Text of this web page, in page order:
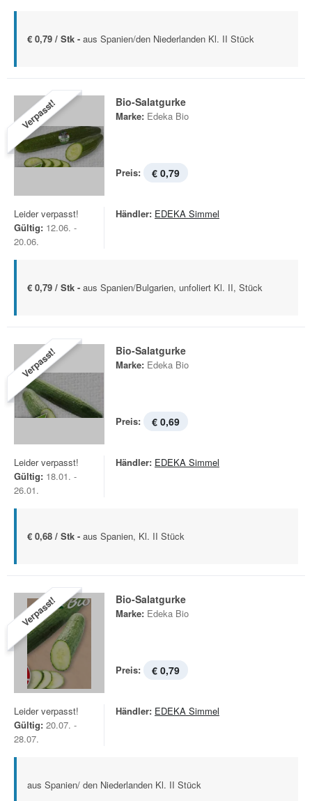
€ 0,79 / Stk - aus Spanien/den Niederlanden Kl. II Stück
Verpasst! Bio-Salatgurke
Marke: Edeka Bio
Preis: € 0,79
Leider verpasst!
Gültig: 12.06. -
20.06.
Händler: EDEKA Simmel
€ 0,79 / Stk - aus Spanien/Bulgarien, unfoliert Kl. II, Stück
Verpasst! Bio-Salatgurke
Marke: Edeka Bio
Preis: € 0,69
Leider verpasst!
Gültig: 18.01. -
26.01.
Händler: EDEKA Simmel
€ 0,68 / Stk - aus Spanien, Kl. II Stück
Verpasst! Bio-Salatgurke
Marke: Edeka Bio
Preis: € 0,79
Leider verpasst!
Gültig: 20.07. -
28.07.
Händler: EDEKA Simmel
aus Spanien/ den Niederlanden Kl. II Stück